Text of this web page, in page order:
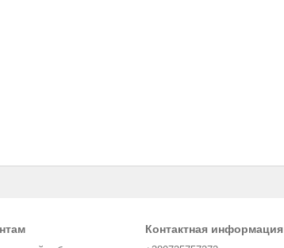
Контактная информация